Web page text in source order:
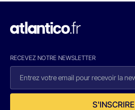
RECEVEZ NOTRE NEWSLETTER
S'INSCRIRE